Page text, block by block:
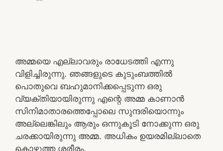
അമ്മയെ എല്ലാവരും രാധേടത്തി എന്നു
വിളിച്ചിരുന്നു. ഞങ്ങളുടെ കുടുംബത്തിൽ
പൊതുവെ ബഹുമാനിക്കപ്പെടുന്ന ഒരു
വ്യക്തിയായിരുന്നു എന്റെ അമ്മ കാണാൻ
സിനിമാതാരത്തെപ്പോലെ സുന്ദരിയൊന്നും
അല്ലെങ്കിലും ആരും ഒന്നുകൂടി നോക്കുന്ന ഒരു
ചരക്കായിരുന്നു അമ്മ. അധികം ഉയരമില്ലാതെ
കൊഴുത്ത ശരീരം.